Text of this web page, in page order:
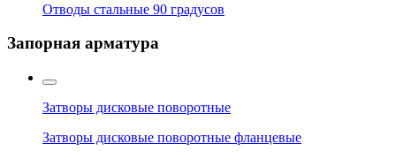
Отводы стальные 90 градусов
Запорная арматура
Затворы дисковые поворотные
Затворы дисковые поворотные фланцевые